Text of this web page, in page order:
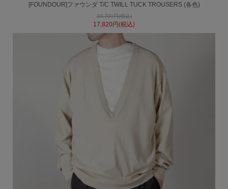
[FOUNDOUR]ファウンダ T/C TWILL TUCK TROUSERS (各色)
29,700円(税込)
17,820円(税込)